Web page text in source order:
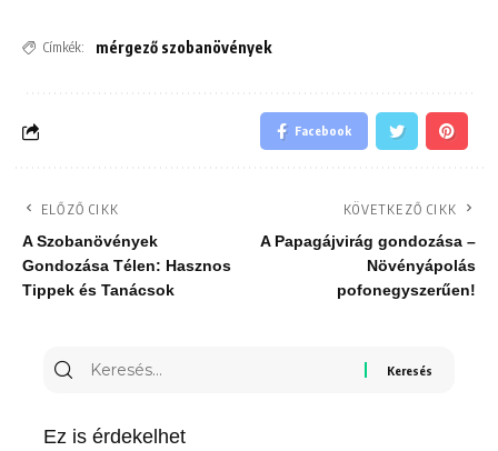
Címkék: mérgező szobanövények
Facebook
ELŐZŐ CIKK
A Szobanövények
Gondozása Télen: Hasznos
Tippek és Tanácsok
KÖVETKEZŐ CIKK
A Papagájvirág gondozása –
Növényápolás
pofonegyszerűen!
Keresés
Ez is érdekelhet